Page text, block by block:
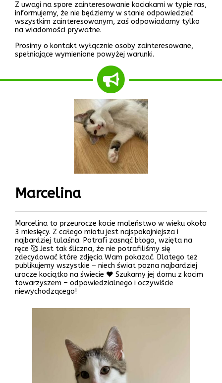
Z uwagi na spore zainteresowanie kociakami w typie ras,
informujemy, że nie będziemy w stanie odpowiedzieć
wszystkim zainteresowanym, zaś odpowiadamy tylko
na wiadomości prywatne.
Prosimy o kontakt wyłącznie osoby zainteresowane,
spełniające wymienione powyżej warunki.
Marcelina
Marcelina to przeurocze kocie maleństwo w wieku około
3 miesięcy. Z całego miotu jest najspokojniejsza i
najbardziej tulaśna. Potrafi zasnąć błogo, wzięta na
ręce 🥰 Jest tak śliczna, że nie potrafiliśmy się
zdecydować które zdjęcia Wam pokazać. Dlatego też
publikujemy wszystkie – niech świat pozna najbardziej
urocze kociątko na świecie ❤️ Szukamy jej domu z kocim
towarzyszem – odpowiedzialnego i oczywiście
niewychodzącego!